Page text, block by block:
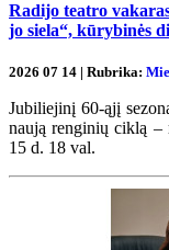
Radijo teatro
jo siela“, kūrybinės
2026 07 14 | Rubrika:
Jubiliejinį 60-ąjį
naują renginių ciklą –
15 d. 18 val.